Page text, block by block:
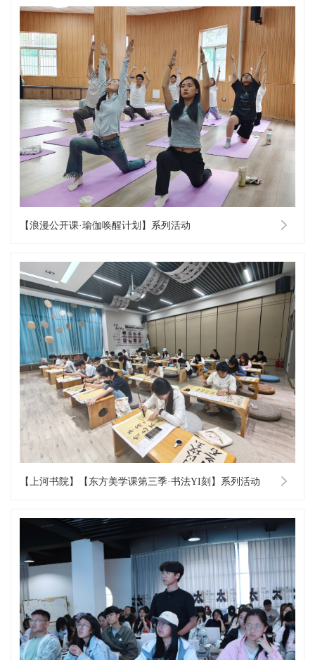
【浪漫公开课·瑜伽唤醒计划】系列活动
【上河书院】【东方美学课第三季·书法YI刻】系列活动